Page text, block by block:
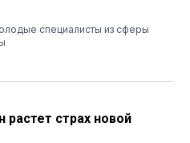
специалисты из сферы
растет страх новой